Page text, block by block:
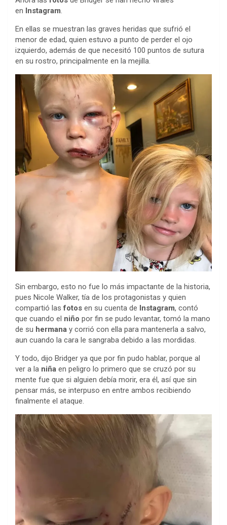
o
r
g
r
p
e
t
I
t
i
n
k
en Instagram.
En ellas se muestran las graves heridas que sufrió el
menor de edad, quien estuvo a punto de perder el ojo
izquierdo, además de que necesitó 100 puntos de sutura
en su rostro, principalmente en la mejilla.
Sin embargo, esto no fue lo más impactante de la historia,
pues Nicole Walker, tía de los protagonistas y quien
compartió lasfotos en su cuenta de Instagram, contó
que cuando el niño por fin se pudo levantar, tomó la mano
de su hermana y corrió con ella para mantenerla a salvo,
aun cuando la cara le sangraba debido a las mordidas.
Y todo, dijo Bridger ya que por fin pudo hablar, porque al
ver a la niña en peligro lo primero que se cruzó por su
mente fue que si alguien debía morir, era él, así que sin
pensar más, se interpuso en entre ambos recibiendo
finalmente el ataque.